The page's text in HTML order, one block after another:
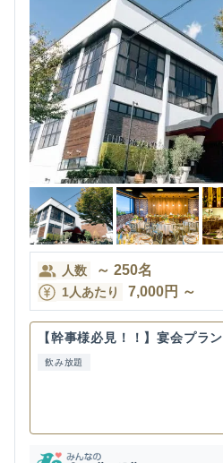
人数 ～ 250名
1人あたり 7,000円 ～
【幹事様必見！！】宴会プラン
飲み放題